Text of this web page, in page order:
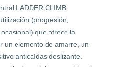
LADDER CLIMB
(progresión,
que ofrece la
un elemento de amarre, un
anticaídas deslizante.